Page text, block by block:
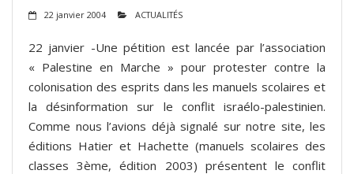
22 janvier 2004 ACTUALITÉS
22 janvier -Une pétition est lancée par l’association
« Palestine en Marche » pour protester contre la
colonisation des esprits dans les manuels scolaires et
la désinformation sur le conflit israélo-palestinien.
Comme nous l’avions déjà signalé sur notre site, les
éditions Hatier et Hachette (manuels scolaires des
classes 3ème, édition 2003) présentent le conflit